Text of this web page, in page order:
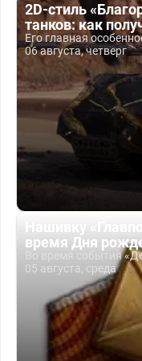
2D-стиль
танков: как
Его главная
06 августа, четверг
Нашивку
время Дня
Во время события
05 августа, среда